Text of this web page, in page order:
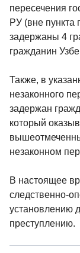
пересечения
РУ (вне пункта
задержаны 4
гражданин
Также, в
незаконного
задержан
который
незаконном
В настоящее
следственно-
установлению
преступлению.